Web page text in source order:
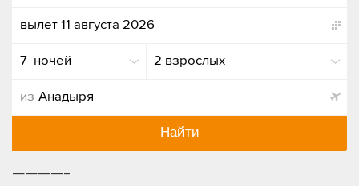
вылет 11 августа 2026
7  ночей 2 взрослых
из
Найти
————–